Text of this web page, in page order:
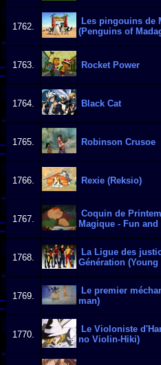
1762.
Les pingouins de
(Penguins of
1763. Rocket Power
1764. Black Cat
1765. Robinson Crusoe
1766. Rexie (Reksio)
1767.
Coquin de
Magique - Fun and
1768.
La Ligue des
Génération (Young
1769.
Le premier
man)
1770.
Le Violoniste
no Violin-Hiki)